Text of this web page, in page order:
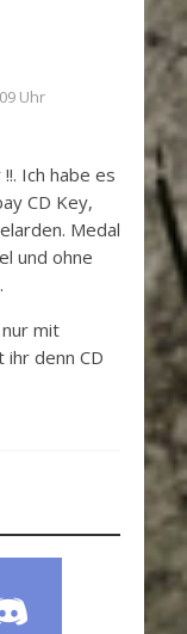
Uhr
Ich habe es
CD Key,
Medal
und ohne
mit
denn CD